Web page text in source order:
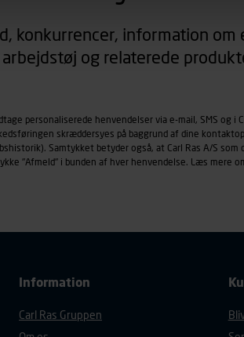
med det formål at spore
vise annoncer, der er relevante
der anvendes.
persondatapolitik, der indeholder
konkurrencer, information
arbejdstøj og relaterede
personaliserede henvendelser via e-mail, SMS og i
skræddersyes på baggrund af dine
Samtykket betyder også, at Carl Ras A/S
"Afmeld" i bunden af hver henvendelse. Læs mere
Information
Carl Ras Gruppen